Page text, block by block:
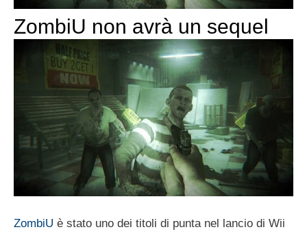
ZombiU non avrà un sequel
ZombiU è stato uno dei titoli di punta nel lancio di Wii